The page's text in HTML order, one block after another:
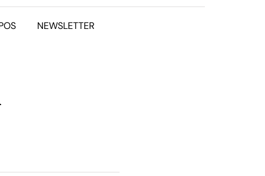
NEWSLETTER